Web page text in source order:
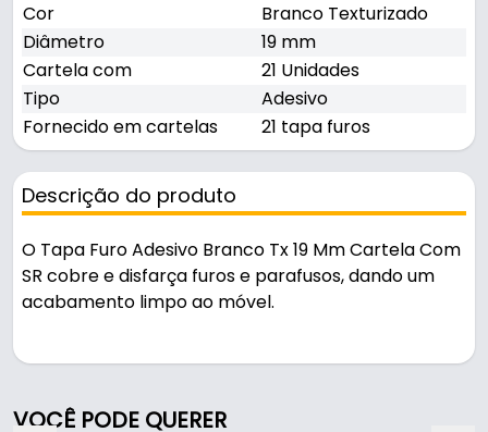
Cor
Branco Texturizado
Diâmetro
19 mm
Cartela com
21 Unidades
Tipo
Adesivo
Fornecido em cartelas
21 tapa furos
Descrição do produto
O Tapa Furo Adesivo Branco Tx 19 Mm Cartela Com
SR cobre e disfarça furos e parafusos, dando um
acabamento limpo ao móvel.
VOCÊ PODE QUERER